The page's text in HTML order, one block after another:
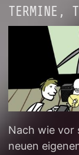
TERMINE,
Nach wie vor
neuen